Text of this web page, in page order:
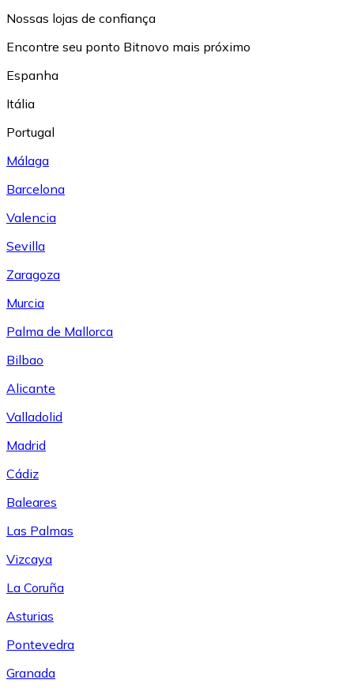
Nossas lojas de confiança
Encontre seu ponto Bitnovo mais próximo
Espanha
Itália
Portugal
Málaga
Barcelona
Valencia
Sevilla
Zaragoza
Murcia
Palma de Mallorca
Bilbao
Alicante
Valladolid
Madrid
Cádiz
Baleares
Las Palmas
Vizcaya
La Coruña
Asturias
Pontevedra
Granada